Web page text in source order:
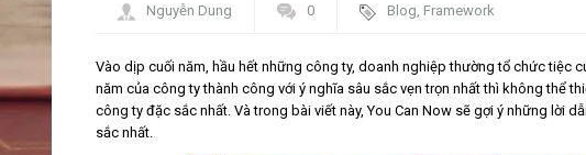
Nguyễn Dung
0 Blog, Framework
Vào dịp cuối năm, hầu hết những công ty, doanh nghiệp thường tổ chức tiệc
năm của công ty thành công với ý nghĩa sâu sắc vẹn trọn nhất thì không thể
công ty đặc sắc nhất. Và trong bài viết này, You Can Now sẽ gợi ý những lời
sắc nhất.